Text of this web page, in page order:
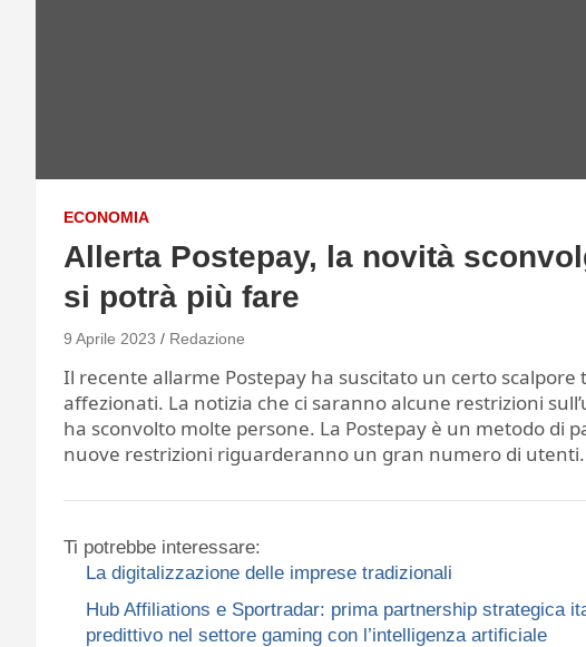
ECONOMIA
Allerta Postepay, la novità
si potrà più fare
9 Aprile 2023 Redazione
Il recente allarme Postepay ha suscitato un certo
affezionati. La notizia che ci saranno alcune restrizioni
ha sconvolto molte persone. La Postepay è un metodo di
nuove restrizioni riguarderanno un gran numero di utenti.
Ti potrebbe interessare:
La digitalizzazione delle imprese tradizionali
Hub Affiliations e Sportradar: prima partnership strategica
predittivo nel settore gaming con l’intelligenza artificiale